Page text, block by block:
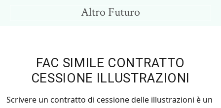
Altro Futuro
Futuro
FAC SIMILE CONTRATTO
CESSIONE ILLUSTRAZIONI
Scrivere un contratto di cessione delle illustrazioni è un